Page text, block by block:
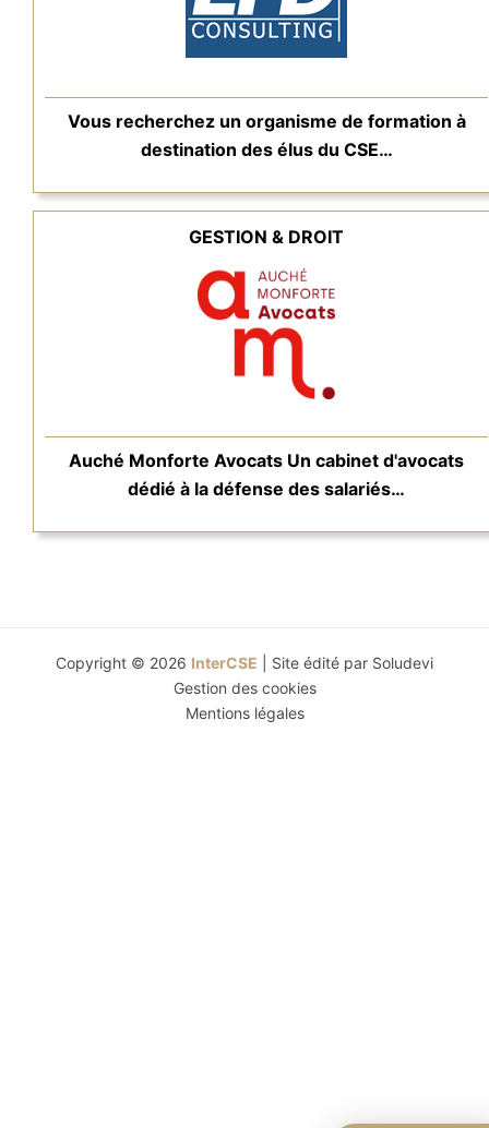
Vous recherchez un organisme de formation à
destination des élus du CSE…
GESTION & DROIT
Auché Monforte Avocats Un cabinet d'avocats
dédié à la défense des salariés…
Copyright © 2026 InterCSE | Site édité par Soludevi
Gestion des cookies
Mentions légales